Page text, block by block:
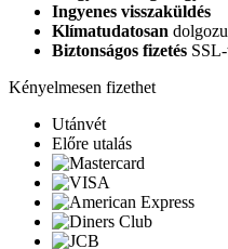
Ingyenes visszaküldés
Klímatudatosan
Biztonságos fizetés
Kényelmesen fizethet
Utánvét
Előre utalás